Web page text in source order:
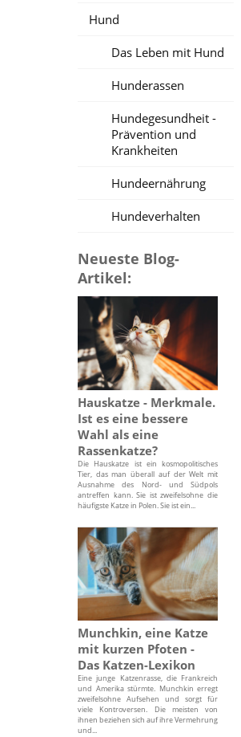
Hund
Das Leben mit Hund
Hunderassen
Hundegesundheit -
Prävention und
Krankheiten
Hundeernährung
Hundeverhalten
Neueste Blog-
Artikel:
Hauskatze - Merkmale.
Ist es eine bessere
Wahl als eine
Rassenkatze?
Die Hauskatze ist ein kosmopolitisches
Tier, das man überall auf der Welt mit
Ausnahme des Nord- und Südpols
antreffen kann. Sie ist zweifelsohne die
häufigste Katze in Polen. Sie ist ein...
Munchkin, eine Katze
mit kurzen Pfoten -
Das Katzen-Lexikon
Eine junge Katzenrasse, die Frankreich
und Amerika stürmte. Munchkin erregt
zweifelsohne Aufsehen und sorgt für
viele Kontroversen. Die meisten von
ihnen beziehen sich auf ihre Vermehrung
und...